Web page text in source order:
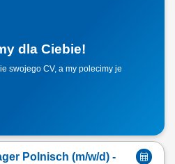
problemów operacyjnych,
i ewidencji...
dla Ciebie!
swojego CV, a my polecimy je
Polnisch (m/w/d) -